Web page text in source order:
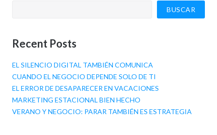
BUSCAR
Recent Posts
EL SILENCIO DIGITAL TAMBIÉN COMUNICA
CUANDO EL NEGOCIO DEPENDE SOLO DE TI
EL ERROR DE DESAPARECER EN VACACIONES
MARKETING ESTACIONAL BIEN HECHO
VERANO Y NEGOCIO: PARAR TAMBIÉN ES ESTRATEGIA